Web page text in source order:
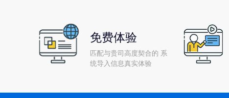
免费体验
匹配与贵司高度契合的 系
统导入信息真实体验